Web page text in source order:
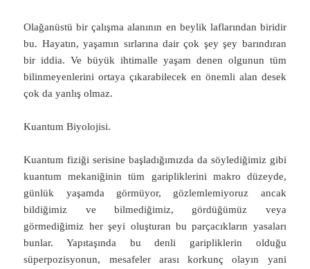
Olağanüstü bir çalışma alanının en beylik laflarından biridir
bu. Hayatın, yaşamın sırlarına dair çok şey şey barındıran
bir iddia. Ve büyük ihtimalle yaşam denen olgunun tüm
bilinmeyenlerini ortaya çıkarabilecek en önemli alan desek
çok da yanlış olmaz.
Kuantum Biyolojisi.
Kuantum fiziği serisine başladığımızda da söylediğimiz gibi
kuantum mekaniğinin tüm garipliklerini makro düzeyde,
günlük yaşamda görmüyor, gözlemlemiyoruz ancak
bildiğimiz ve bilmediğimiz, gördüğümüz veya
görmediğimiz her şeyi oluşturan bu parçacıkların yasaları
bunlar. Yapıtaşında bu denli garipliklerin olduğu
süperpozisyonun, mesafeler arası korkunç olayın yani